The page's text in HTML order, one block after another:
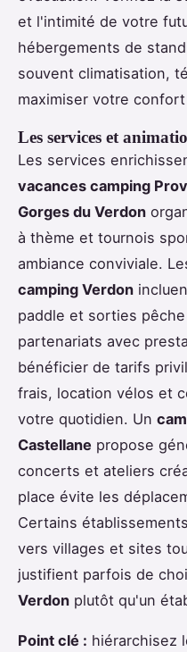
et l'intimité de votre
hébergements de
souvent climatisation,
maximiser votre confort
Les services et
Les services
vacances camping
Gorges du Verdon
à thème et tournois
ambiance conviviale.
camping Verdon
paddle et sorties
partenariats avec
bénéficier de tarifs
frais, location vélos et
votre quotidien. Un
Castellane propose
concerts et ateliers
place évite les
Certains
vers villages et sites
justifient parfois de
Verdon plutôt qu'un
Point clé : hiérarchisez